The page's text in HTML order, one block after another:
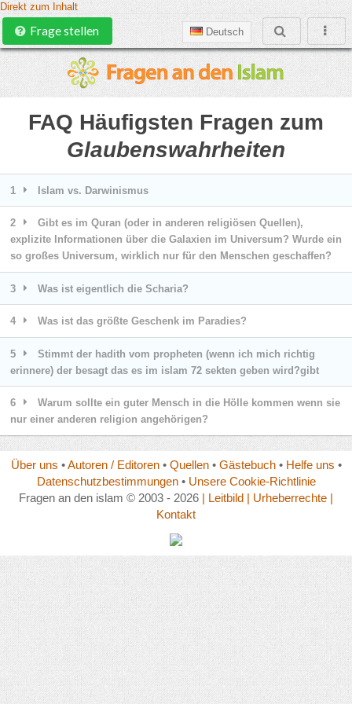
Direkt zum Inhalt
Deutsch
Frage stellen
FAQ Häufigsten Fragen zum
Glaubenswahrheiten
1 Islam vs. Darwinismus
2
Gibt es im Quran (oder in anderen religiösen Quellen),
explizite Informationen über die Galaxien im Universum? Wurde ein
so großes Universum, wirklich nur für den Menschen geschaffen?
3 Was ist eigentlich die Scharia?
4 Was ist das größte Geschenk im Paradies?
5
Stimmt der hadith vom propheten (wenn ich mich richtig
erinnere) der besagt das es im islam 72 sekten geben wird?gibt
6
Warum sollte ein guter Mensch in die Hölle kommen wenn sie
nur einer anderen religion angehörigen?
Über uns •Autoren / Editoren• Quellen• Gästebuch• Helfe uns •
Datenschutzbestimmungen• Unsere Cookie-Richtlinie
Fragen an den islam © 2003 - 2026 | Leitbild | Urheberrechte |
Kontakt